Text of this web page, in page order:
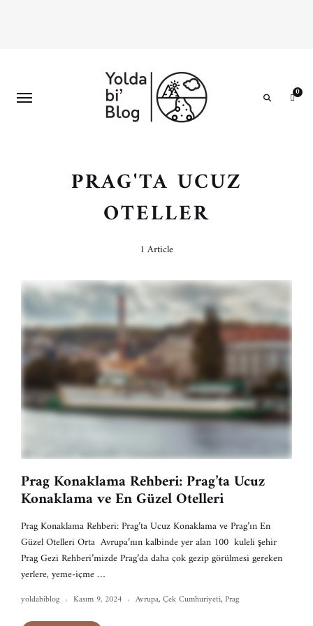
0
PRAG'TA UCUZ
OTELLER
1 Article
Prag Konaklama Rehberi: Prag’ta Ucuz
Konaklama ve En Güzel Otelleri
Prag Konaklama Rehberi: Prag’ta Ucuz Konaklama ve Prag’ın En
Güzel Otelleri Orta Avrupa’nın kalbinde yer alan 100 kuleli şehir
Prag Gezi Rehberi’mizde Prag’da daha çok gezip görülmesi gereken
yerlere, yeme-içme …
yoldabiblog Kasım 9, 2024 Avrupa,Çek Cumhuriyeti,Prag